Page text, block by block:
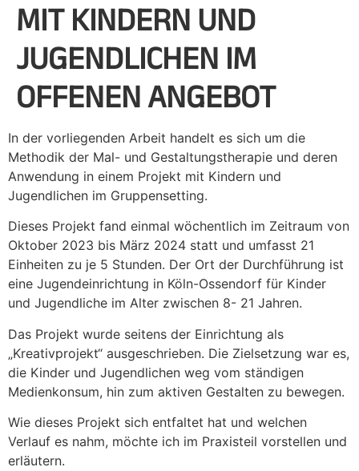
MIT KINDERN UND
JUGENDLICHEN IM
OFFENEN ANGEBOT
In der vorliegenden Arbeit handelt es sich um die
Methodik der Mal- und Gestaltungstherapie und deren
Anwendung in einem Projekt mit Kindern und
Jugendlichen im Gruppensetting.
Dieses Projekt fand einmal wöchentlich im Zeitraum von
Oktober 2023 bis März 2024 statt und umfasst 21
Einheiten zu je 5 Stunden. Der Ort der Durchführung ist
eine Jugendeinrichtung in Köln-Ossendorf für Kinder
und Jugendliche im Alter zwischen 8- 21 Jahren.
Das Projekt wurde seitens der Einrichtung als
„Kreativprojekt“ ausgeschrieben. Die Zielsetzung war es,
die Kinder und Jugendlichen weg vom ständigen
Medienkonsum, hin zum aktiven Gestalten zu bewegen.
Wie dieses Projekt sich entfaltet hat und welchen
Verlauf es nahm, möchte ich im Praxisteil vorstellen und
erläutern.